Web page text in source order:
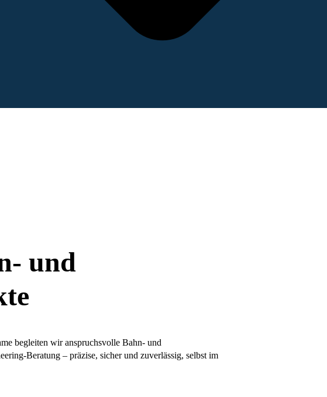
und
begleiten wir anspruchsvolle Bahn- und
Beratung – präzise, sicher und zuverlässig, selbst im